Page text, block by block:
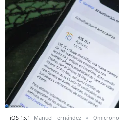
iOS 15.1 Manuel Fernández Omicrono